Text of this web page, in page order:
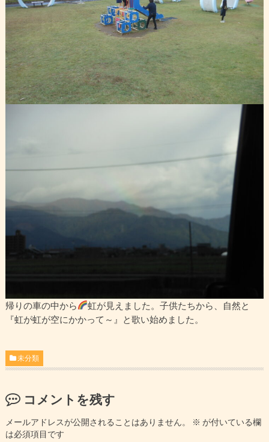
帰りの車の中から
虹が見えました。子供たちから、自然と
『虹が虹が空にかかって～』と歌い始めました。
未分類
コメントを残す
メールアドレスが公開されることはありません。 ※ が付いている欄
は必須項目です